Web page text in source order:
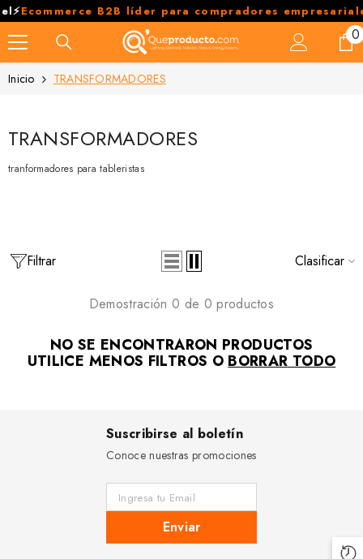
SALTAR AL CONTENIDO
⚡Ecommerce B2B líder para compradores empresariales
00
Inicio TRANSFORMADORES
TRANSFORMADORES
tranformadores para tableristas
Filtrar Clasificar
Demostración 0 de 0 productos
NO SE ENCONTRARON PRODUCTOS
UTILICE MENOS FILTROS O BORRAR TODO
Suscribirse al boletín
Conoce nuestras promociones
Ingresa tu Email
Enviar